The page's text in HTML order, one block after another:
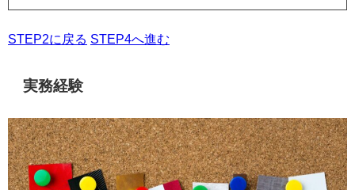
STEP2に戻る STEP4へ進む
実務経験